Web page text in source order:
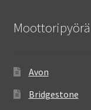
Avon
Bridgestone